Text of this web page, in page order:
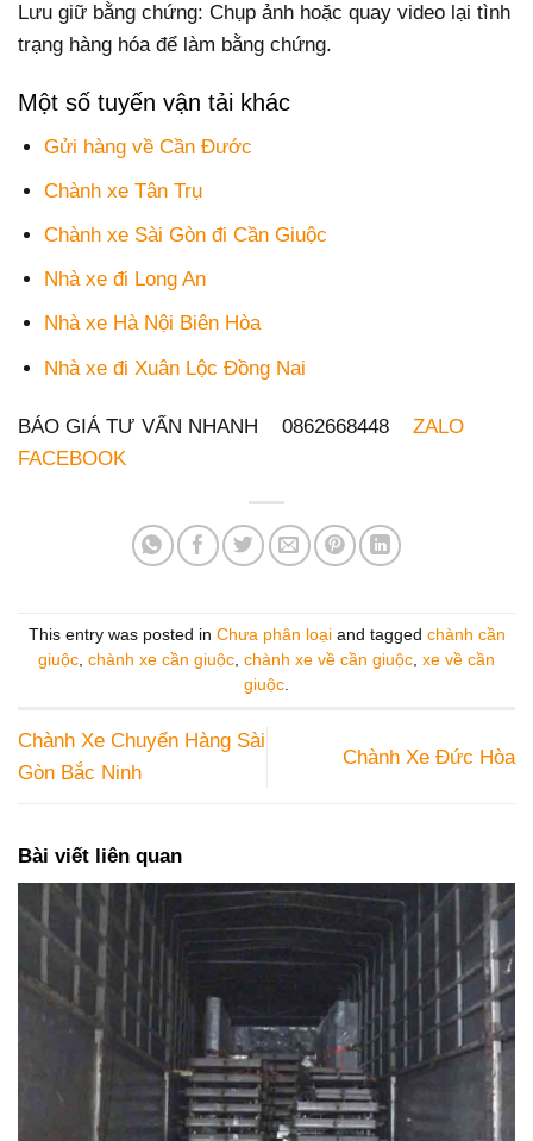
Lưu giữ bằng chứng: Chụp ảnh hoặc quay video lại tình
trạng hàng hóa để làm bằng chứng.
Một số tuyến vận tải khác
Gửi hàng về Cần Đước
Chành xe Tân Trụ
Chành xe Sài Gòn đi Cần Giuộc
Nhà xe đi Long An
Nhà xe Hà Nội Biên Hòa
Nhà xe đi Xuân Lộc Đồng Nai
BÁO GIÁ TƯ VẤN NHANH 0862668448 ZALO
FACEBOOK
This entry was posted in Chưa phân loạiand tagged chành cần
giuộc, chành xe cần giuộc, chành xe về cần giuộc, xe về cần
giuộc.
Chành Xe Chuyển Hàng Sài
Gòn Bắc Ninh
Chành Xe Đức Hòa
Bài viết liên quan